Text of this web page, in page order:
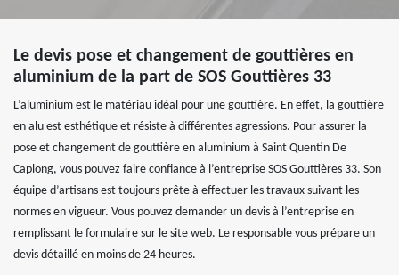
Le devis pose et changement de gouttières en
aluminium de la part de SOS Gouttières 33
L’aluminium est le matériau idéal pour une gouttière. En effet, la gouttière
en alu est esthétique et résiste à différentes agressions. Pour assurer la
pose et changement de gouttière en aluminium à Saint Quentin De
Caplong, vous pouvez faire confiance à l’entreprise SOS Gouttières 33. Son
équipe d’artisans est toujours prête à effectuer les travaux suivant les
normes en vigueur. Vous pouvez demander un devis à l’entreprise en
remplissant le formulaire sur le site web. Le responsable vous prépare un
devis détaillé en moins de 24 heures.